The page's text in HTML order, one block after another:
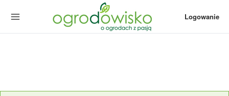
Logowanie